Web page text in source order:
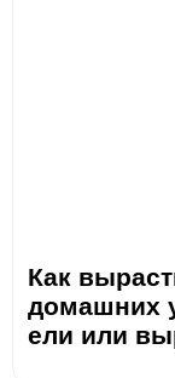
Как
домашних
ели или